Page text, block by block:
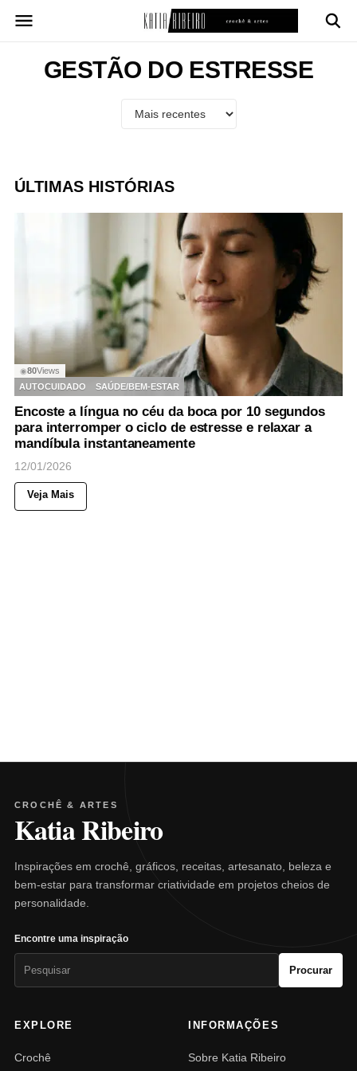
para
conteúdoGESTÃO DO ESTRESSE
ÚLTIMAS HISTÓRIAS
◉80Views
AUTOCUIDADO
SAÚDE/BEM-ESTAR
Encoste a língua no céu da boca por 10 segundos
para interromper o ciclo de estresse e relaxar a
mandíbula instantaneamente
12/01/2026
Veja Mais
CROCHÊ & ARTES
Katia Ribeiro
Inspirações em crochê, gráficos, receitas, artesanato, beleza e
bem-estar para transformar criatividade em projetos cheios de
personalidade.
Encontre uma inspiração
Procurar
EXPLORE
Crochê
INFORMAÇÕES
Sobre Katia Ribeiro